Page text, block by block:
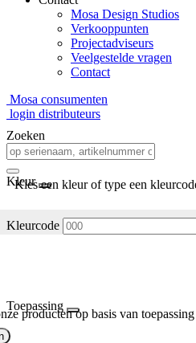
Mosa Design Studios
Verkooppunten
Projectadviseurs
Veelgestelde vragen
Contact
Mosa consumenten
login distributeurs
Zoeken
Kleur
Kies een kleur of type een
Kleurcode
Toepassing
producten op basis van